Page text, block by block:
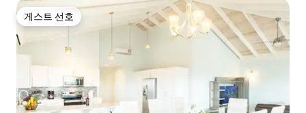
게스트 선호
게스트 선호